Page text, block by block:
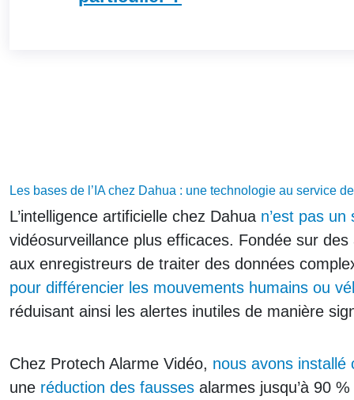
Les bases de l’IA chez Dahua : une technologie au service
L’intelligence artificielle chez Dahua n’est pas
vidéosurveillance plus efficaces. Fondée sur
aux enregistreurs de traiter des données
pour différencier les mouvements humains ou
réduisant ainsi les alertes inutiles de manière
Chez Protech Alarme Vidéo, nous avons installé
une réduction des fausses alarmes jusqu’à 90